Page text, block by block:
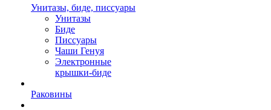
Унитазы, биде, писсуары
Унитазы
Биде
Писсуары
Чаши Генуя
Электронные
крышки-биде
Раковины